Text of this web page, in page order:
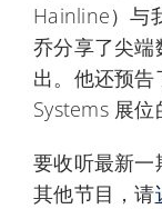
Hainline）与
乔分享了尖端
出。他还预
Systems 展位
要收听最新一
其他节目，请